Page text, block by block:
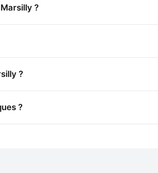
?
?
?